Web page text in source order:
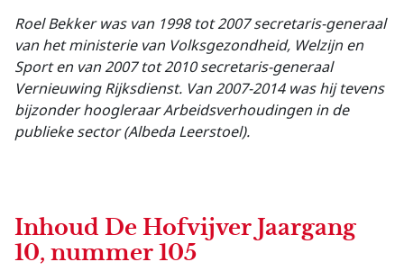
Roel Bekker was van 1998 tot 2007 secretaris-generaal
van het ministerie van Volksgezondheid, Welzijn en
Sport en van 2007 tot 2010 secretaris-generaal
Vernieuwing Rijksdienst. Van 2007-2014 was hij tevens
bijzonder hoogleraar Arbeidsverhoudingen in de
publieke sector (Albeda Leerstoel).
Inhoud De Hofvijver Jaargang
10, nummer 105